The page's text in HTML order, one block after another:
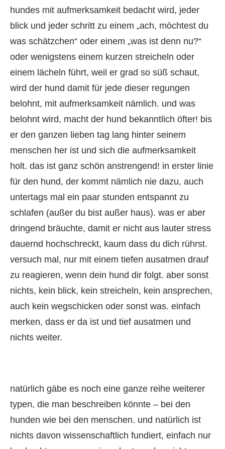
hundes mit aufmerksamkeit bedacht wird, jeder
blick und jeder schritt zu einem „ach, möchtest du
was schätzchen“ oder einem „was ist denn nu?“
oder wenigstens einem kurzen streicheln oder
einem lächeln führt, weil er grad so süß schaut,
wird der hund damit für jede dieser regungen
belohnt, mit aufmerksamkeit nämlich. und was
belohnt wird, macht der hund bekanntlich öfter! bis
er den ganzen lieben tag lang hinter seinem
menschen her ist und sich die aufmerksamkeit
holt. das ist ganz schön anstrengend! in erster linie
für den hund, der kommt nämlich nie dazu, auch
untertags mal ein paar stunden entspannt zu
schlafen (außer du bist außer haus). was er aber
dringend bräuchte, damit er nicht aus lauter stress
dauernd hochschreckt, kaum dass du dich rührst.
versuch mal, nur mit einem tiefen ausatmen drauf
zu reagieren, wenn dein hund dir folgt. aber sonst
nichts, kein blick, kein streicheln, kein ansprechen,
auch kein wegschicken oder sonst was. einfach
merken, dass er da ist und tief ausatmen und
nichts weiter.
natürlich gäbe es noch eine ganze reihe weiterer
typen, die man beschreiben könnte – bei den
hunden wie bei den menschen. und natürlich ist
nichts davon wissenschaftlich fundiert, einfach nur